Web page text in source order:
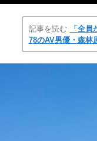
記事を読む
「全
78のAV男優・森林